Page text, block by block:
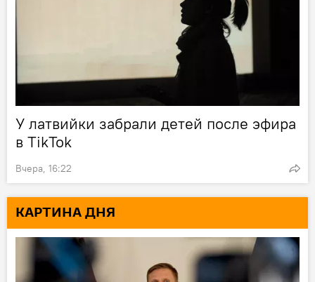
У латвийки забрали детей после эфира
в TikTok
Вчера, 16:22
КАРТИНА ДНЯ